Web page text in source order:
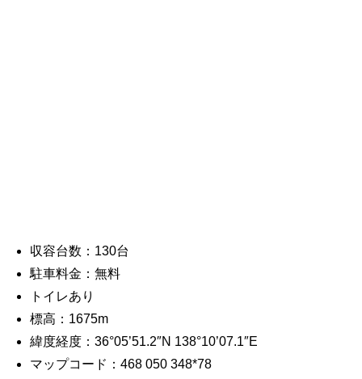
収容台数：130台
駐車料金：無料
トイレあり
標高：1675m
緯度経度：36°05’51.2″N 138°10’07.1″E
マップコード：468 050 348*78